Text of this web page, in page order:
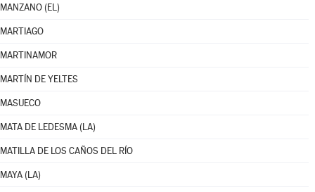
MANZANO (EL)
MARTIAGO
MARTINAMOR
MARTÍN DE YELTES
MASUECO
MATA DE LEDESMA (LA)
MATILLA DE LOS CAÑOS DEL RÍO
MAYA (LA)